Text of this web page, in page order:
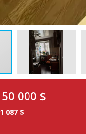
50 000 $
1 087 $